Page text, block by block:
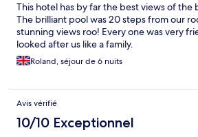
This hotel has by far the best views of the
The brilliant pool was 20 steps from our
stunning views roo! Every one was very
looked after us like a family.
Roland, séjour de 6 nuits
Avis vérifié
10/10 Exceptionnel